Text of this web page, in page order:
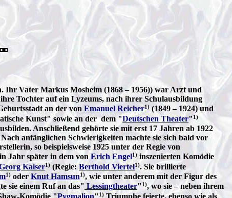
Ihr Vater Markus Mosheim (1868 – 1956)) war Arzt und
Tochter auf ein Lyzeums, nach ihrer Schulausbildung
an der von Emanuel Reicher1) (1849 – 1924) und
Kunst" sowie an der dem "Deutschen Theater"1)
Anschließend gehörte sie mit erst 17 Jahren ab 1922
anfänglichen Schwierigkeiten machte sie sich bald vor
so beispielsweise 1925 unter der Regie von
Jahr später in dem von Erich Engel1) inszenierten Komödie
Kaiser1) (Regie:Berthold Viertel1). Sie brillierte
1) oder Knut Hamsun1), wie unter anderem mit der Figur des
sie einem Ruf an das" Lessingtheater" 1), wo sie – neben ihrem
Komödie "Pygmalion" 1) Triumphe feierte, ebenso wie als